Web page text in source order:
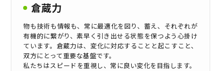
倉蔵力
物も技術も情報も、常に最適化を図り、蓄え、それぞれが
有機的に繋がり、素早く引き出せる状態を保つよう心掛け
ています。倉蔵力は、変化に対応することと起こすこと、
双方にとって重要な基盤です。
私たちはスピードを重視し、常に良い変化を目指します。